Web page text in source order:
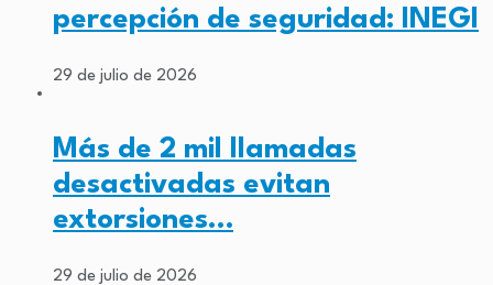
percepción de seguridad: INEGI
29 de julio de 2026
Más de 2 mil llamadas
desactivadas evitan
extorsiones…
29 de julio de 2026